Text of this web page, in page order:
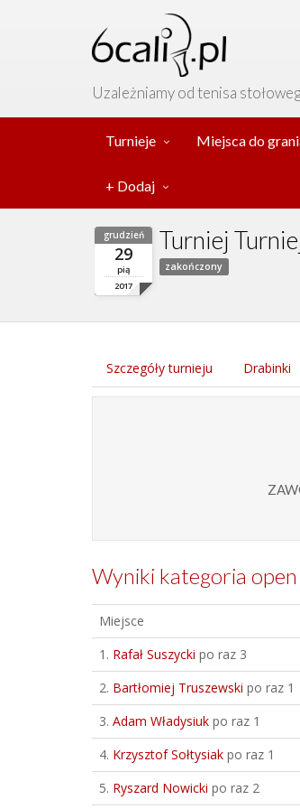
Uzależniamy od tenisa
Turnieje Miejsca do
+ Dodaj
grudzień
29
pią
2017
Turniej
zakończony
Szczegóły turnieju Drabinki
Wyniki kategoria open
Miejsce
1. Rafał Suszycki po raz 3
2. Bartłomiej Truszewski po raz 1
3. Adam Władysiuk po raz 1
4. Krzysztof Sołtysiak po raz 1
5. Ryszard Nowicki po raz 2